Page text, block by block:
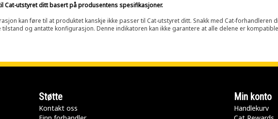
Cat-utstyret ditt basert på produsentens spesifikasjoner.
kan føre til at produktet kanskje ikke passer til Cat-utstyret ditt. Snakk med Cat-forhandleren
og antatte konfigurasjon. Denne indikatoren kan ikke garantere at alle delene er
Støtte
Kontakt oss
Min konto
Handlekurv